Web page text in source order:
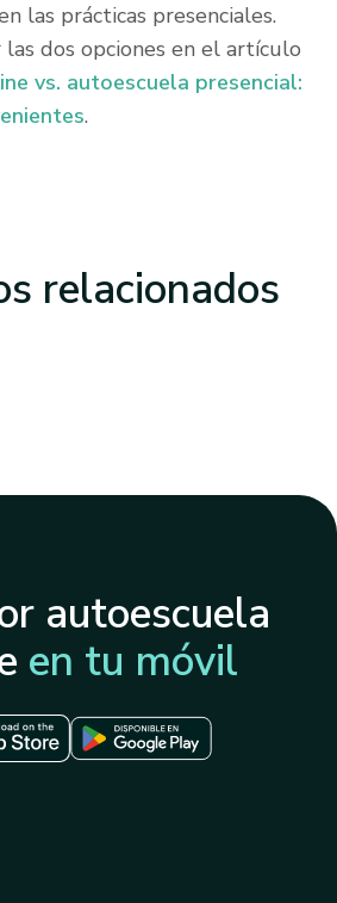
las prácticas presenciales.
dos opciones en el artículo
vs. autoescuela presencial:
.
relacionados
autoescuela
en tu móvil